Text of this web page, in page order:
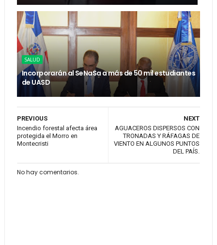
SALUD
Incorporarán al SeNaSa a más de 50 mil estudiantes
de UASD
NEXT
AGUACEROS DISPERSOS CON
TRONADAS Y RÁFAGAS DE
VIENTO EN ALGUNOS PUNTOS
DEL PAÍS.
PREVIOUS
Incendio forestal afecta área
protegida el Morro en
Montecristi
No hay comentarios.